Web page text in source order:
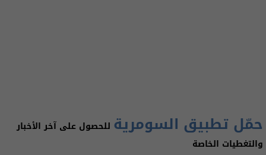
حمّل تطبيق السومرية للحصول على آخر الأخبار
والتغطيات الخاصة